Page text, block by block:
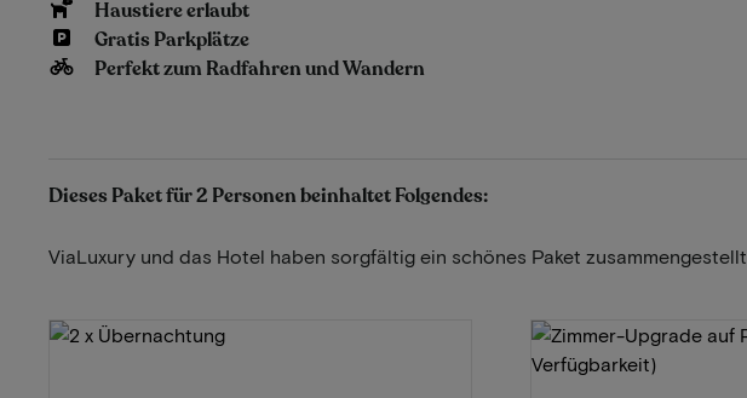
Haustiere erlaubt
Gratis Parkplätze
Perfekt zum Radfahren und Wandern
Dieses Paket für 2 Personen beinhaltet Folgendes:
ViaLuxury und das Hotel haben sorgfältig ein schönes Paket zusammengestellt.